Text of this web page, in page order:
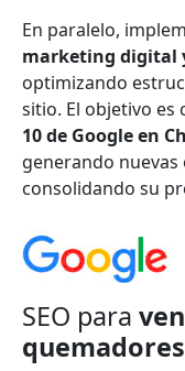
En paralelo,
marketing digital
optimizando
sitio. El objetivo es
10 de Google en
generando
consolidando su
SEO para